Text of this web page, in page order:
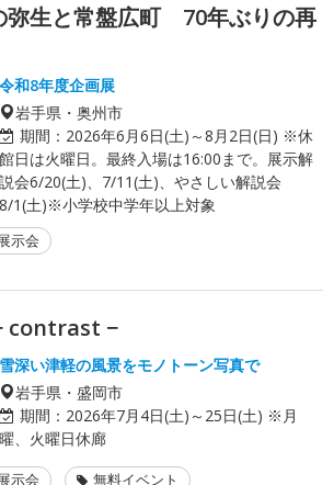
生と常盤広町 70年ぶりの再
令和8年度企画展
岩手県・奥州市
期間： 2026年6月6日(土)～8月2日(日) ※休
館日は火曜日。最終入場は16:00まで。展示解
説会6/20(土)、7/11(土)、やさしい解説会
8/1(土)※小学校中学年以上対象
示会
contrast −
雪深い津軽の風景をモノトーン写真で
岩手県・盛岡市
期間： 2026年7月4日(土)～25日(土) ※月
曜、火曜日休廊
示会 無料イベント